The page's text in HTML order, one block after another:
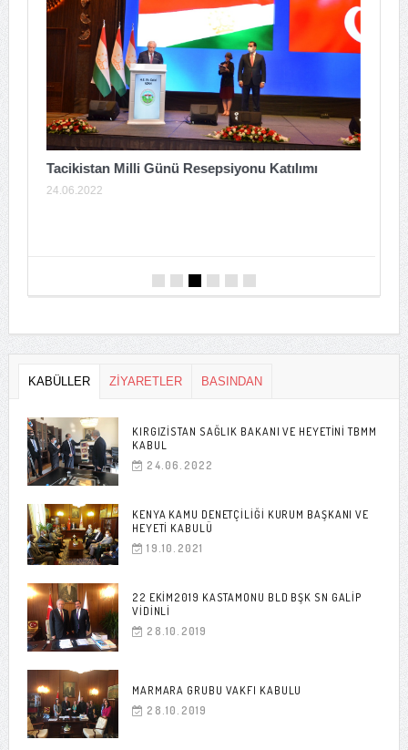
Tacikistan Milli Günü Resepsiyonu Katılımı
24.06.2022
KABÜLLER ZİYARETLER BASINDAN
KIRGIZISTAN SAĞLIK BAKANI VE HEYETINI TBMM
KABUL
24.06.2022
KENYA KAMU DENETÇILIĞI KURUM BAŞKANI VE
HEYETI KABULÜ
19.10.2021
22 EKIM2019 KASTAMONU BLD BŞK SN GALIP
VIDINLI
28.10.2019
MARMARA GRUBU VAKFI KABULU
28.10.2019